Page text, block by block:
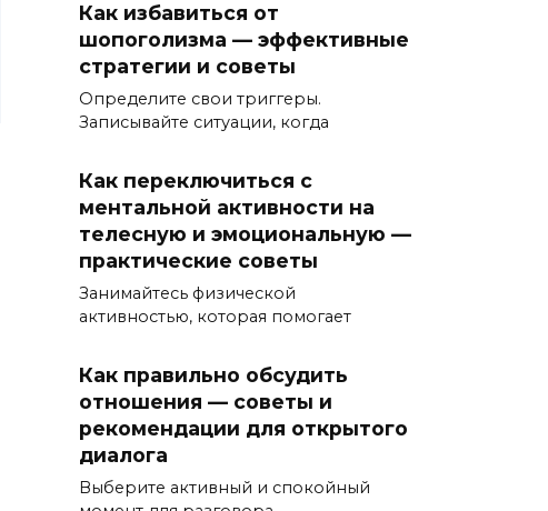
Как избавиться от
шопоголизма — эффективные
стратегии и советы
Определите свои триггеры.
Записывайте ситуации, когда
Как переключиться с
ментальной активности на
телесную и эмоциональную —
практические советы
Занимайтесь физической
активностью, которая помогает
Как правильно обсудить
отношения — советы и
рекомендации для открытого
диалога
Выберите активный и спокойный